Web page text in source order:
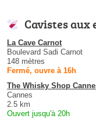
Cavistes aux
La Cave Carnot
Boulevard Sadi Carnot
148 mètres
Fermé, ouvre à 16h
The Whisky Shop
Cannes
2.5 km
Ouvert jusqu'à 20h